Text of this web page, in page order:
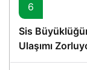
6
Sis
Ulaşımı